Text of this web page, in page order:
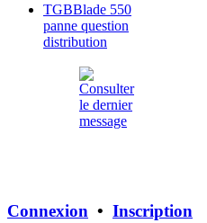
TGBBlade 550
panne question
distribution
Connexion • Inscription